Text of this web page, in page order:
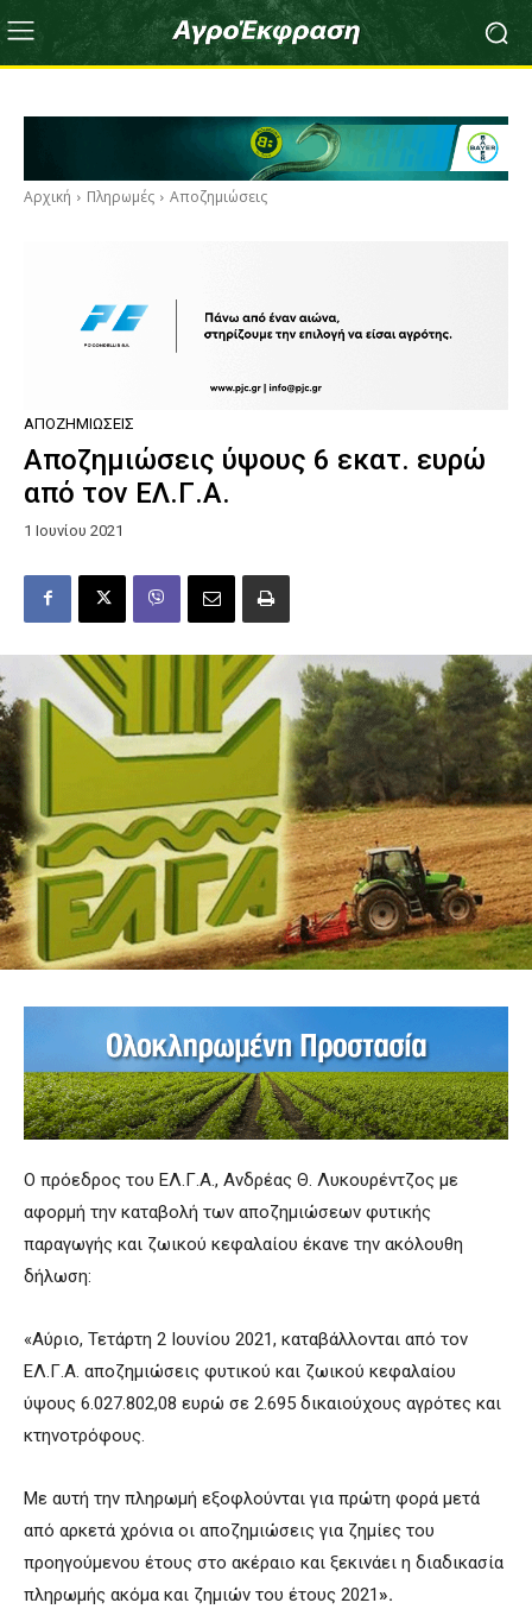
Αρχική Πληρωμές Αποζημιώσεις
ΑΠΟΖΗΜΙΏΣΕΙΣ
Αποζημιώσεις ύψους 6 εκατ. ευρώ
από τον ΕΛ.Γ.Α.
1 Ιουνίου 2021
Ο πρόεδρος του ΕΛ.Γ.Α., Ανδρέας Θ. Λυκουρέντζος με
αφορμή την καταβολή των αποζημιώσεων φυτικής
παραγωγής και ζωικού κεφαλαίου έκανε την ακόλουθη
δήλωση:
«Αύριο, Τετάρτη 2 Ιουνίου 2021, καταβάλλονται από τον
ΕΛ.Γ.Α. αποζημιώσεις φυτικού και ζωικού κεφαλαίου
ύψους 6.027.802,08 ευρώ σε 2.695 δικαιούχους αγρότες και
κτηνοτρόφους.
Με αυτή την πληρωμή εξοφλούνται για πρώτη φορά μετά
από αρκετά χρόνια οι αποζημιώσεις για ζημίες του
προηγούμενου έτους στο ακέραιο και ξεκινάει η διαδικασία
πληρωμής ακόμα και ζημιών του έτους 2021».